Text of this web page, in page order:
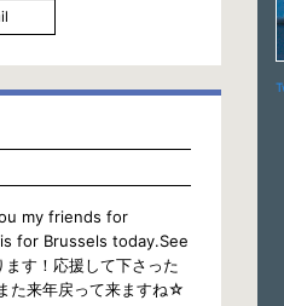
#旅行 #旅 #絶景
ズ #ロック
my friends for
for Brussels today.See
す！応援して下さった
た来年戻って来ますね☆